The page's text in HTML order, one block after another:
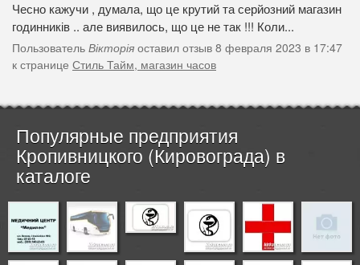
Чесно кажучи , думала, що це крутий та серйозний магазин
годинників .. але виявилось, що це не так !!! Коли...
Пользователь Вікторія оставил отзыв 8 февраля 2023 в 17:47
к странице Стиль Тайм, магазин часов
Популярные предприятия
Кропивницкого (Кировограда) в
каталоге